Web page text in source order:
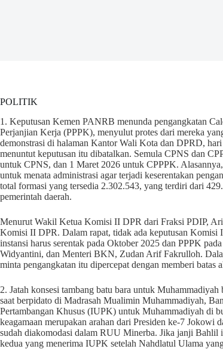
POLITIK
1. Keputusan Kemen PANRB menunda pengangkatan
Perjanjian Kerja (PPPK), menyulut protes dari mereka
demonstrasi di halaman Kantor Wali Kota dan DPRD,
menuntut keputusan itu dibatalkan. Semula CPNS dan
untuk CPNS, dan 1 Maret 2026 untuk CPPPK.
untuk menata administrasi agar terjadi keserentakan
total formasi yang tersedia 2.302.543, yang terdiri dari
pemerintah daerah.
Menurut Wakil Ketua Komisi II DPR dari Fraksi PDIP,
Komisi II DPR. Dalam rapat, tidak ada keputusan
instansi harus serentak pada Oktober 2025 dan PPPK
Widyantini, dan Menteri BKN, Zudan Arif Fakrulloh.
minta pengangkatan itu dipercepat dengan memberi
2. Jatah konsesi tambang batu bara untuk
saat berpidato di Madrasah Mualimin Muhammadiyah,
Pertambangan Khusus (IUPK) untuk Muhammadiyah di
keagamaan merupakan arahan dari Presiden ke-7 Jokowi
sudah diakomodasi dalam RUU Minerba. Jika janji Bahlil
kedua yang menerima IUPK setelah Nahdlatul Ulama